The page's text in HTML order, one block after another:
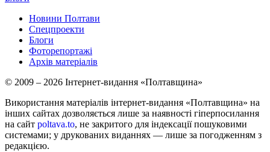
Новини Полтави
Спецпроекти
Блоги
Фоторепортажі
Архів матеріалів
© 2009 – 2026 Інтернет-видання «Полтавщина»
Використання матеріалів інтернет-видання «Полтавщина» на
інших сайтах дозволяється лише за наявності гіперпосилання
на сайт poltava.to, не закритого для індексації пошуковими
системами; у друкованих виданнях — лише за погодженням з
редакцією.